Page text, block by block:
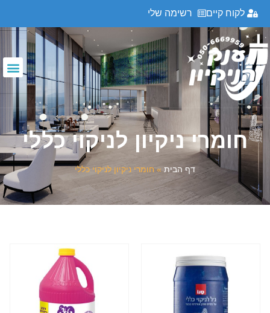
לקוח קיים רשימה שלי
חומרי ניקיון לניקוי כללי
דף הבית »חומרי ניקיון לניקוי כללי